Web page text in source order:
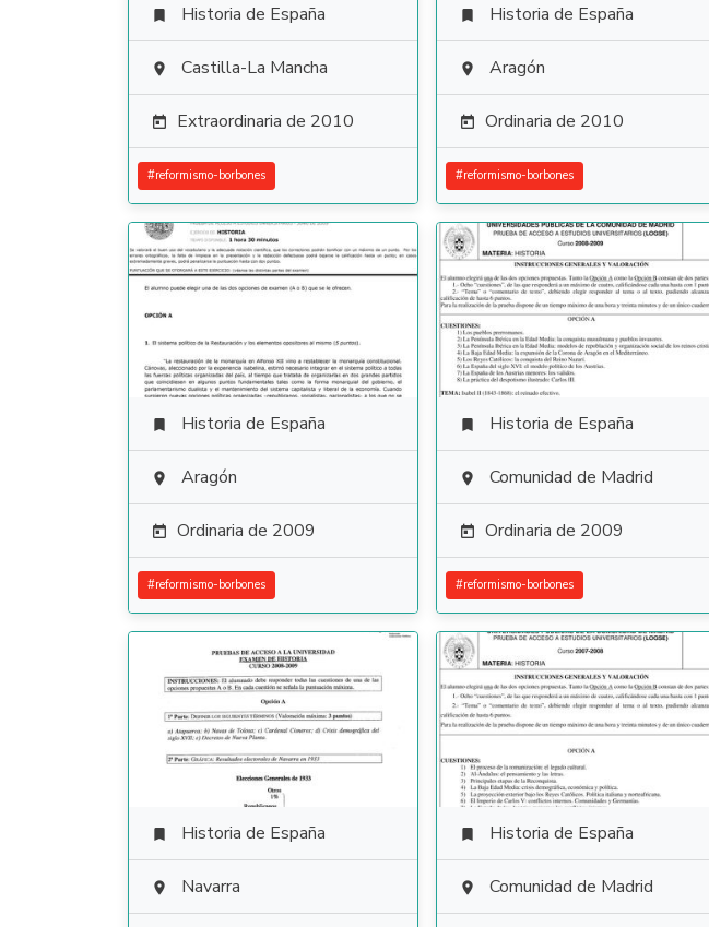
 Historia de España
 Castilla-La Mancha
 Extraordinaria de 2010
#reformismo-borbones
 Historia de España
 Aragón
 Ordinaria de 2010
#reformismo-borbones
 Historia de España
 Aragón
 Ordinaria de 2009
#reformismo-borbones
 Historia de España
 Comunidad de Madrid
 Ordinaria de 2009
#reformismo-borbones
 Historia de España
 Navarra
 Historia de España
 Comunidad de Madrid